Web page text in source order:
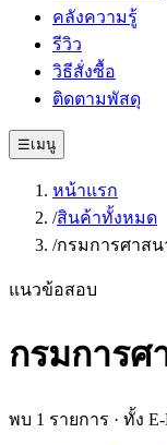
คลังความรู้
รีวิว
วิธีสั่งซื้อ
ติดตามพัสดุ
☰เมนู
หน้าแรก
/สินค้าทั้งหมด
/กรมการศาสน
แนวข้อสอบ
กรมการศ
พบ 1 รายการ · ทั้ง